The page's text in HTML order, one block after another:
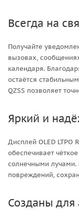
Всегда на
Получайте
вызовах,
календаря.
остаётся
QZSS позволяет
Яркий и
Дисплей OLED LTPO
обеспечивает
солнечными лучами.
повреждений,
Созданы для